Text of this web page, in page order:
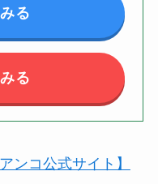
る
る
ンコ公式サイト】